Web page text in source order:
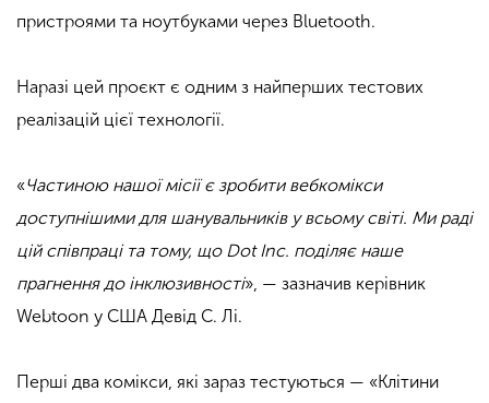
пристроями та ноутбуками через Bluetooth.
Наразі цей проєкт є одним з найперших тестових
реалізацій цієї технології.
«Частиною нашої місії є зробити вебкомікси
доступнішими для шанувальників у всьому світі. Ми раді
цій співпраці та тому, що Dot Inc. поділяє наше
прагнення до інклюзивності», — зазначив керівник
Webtoon у США Девід С. Лі.
Перші два комікси, які зараз тестуються — «Клітини